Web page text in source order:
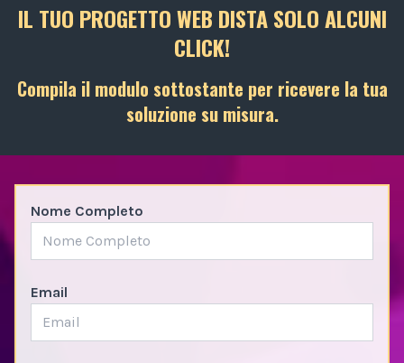
IL TUO PROGETTO WEB DISTA SOLO ALCUNI
CLICK!
Compila il modulo sottostante per ricevere la tua
soluzione su misura.
Nome Completo
Email